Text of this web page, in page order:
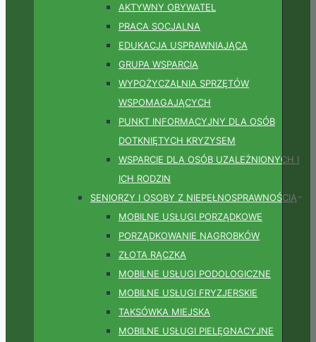
AKTYWNY OBYWATEL
PRACA SOCJALNA
EDUKACJA USPRAWNIAJĄCA
GRUPA WSPARCIA
WYPOŻYCZALNIA SPRZĘTÓW
WSPOMAGAJĄCYCH
PUNKT INFORMACYJNY DLA OSÓB
DOTKNIĘTYCH KRYZYSEM
WSPARCIE DLA OSÓB UZALEŻNIONYCH I
ICH RODZIN
SENIORZY I OSOBY Z NIEPEŁNOSPRAWNOŚCIĄ
MOBILNE USŁUGI PORZĄDKOWE
PORZĄDKOWANIE NAGROBKÓW
ZŁOTA RĄCZKA
MOBILNE USŁUGI PODOLOGICZNE
MOBILNE USŁUGI FRYZJERSKIE
TAKSÓWKA MIEJSKA
MOBILNE USŁUGI PIELĘGNACYJNE